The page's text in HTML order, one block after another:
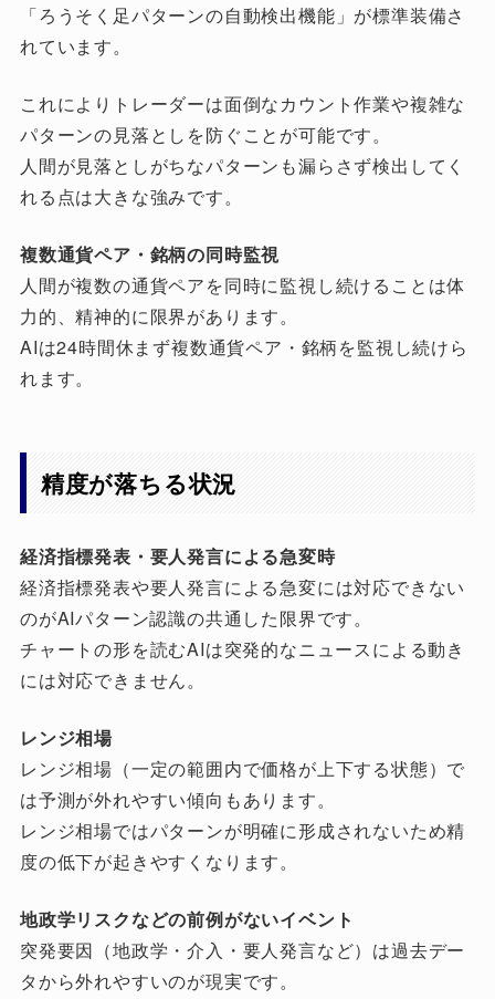
「ろうそく足パターンの自動検出機能」が標準装備さ
れています。
これによりトレーダーは面倒なカウント作業や複雑な
パターンの見落としを防ぐことが可能です。
人間が見落としがちなパターンも漏らさず検出してく
れる点は大きな強みです。
複数通貨ペア・銘柄の同時監視
人間が複数の通貨ペアを同時に監視し続けることは体
力的、精神的に限界があります。
AIは24時間休まず複数通貨ペア・銘柄を監視し続けら
れます。
精度が落ちる状況
経済指標発表・要人発言による急変時
経済指標発表や要人発言による急変には対応できない
のがAIパターン認識の共通した限界です。
チャートの形を読むAIは突発的なニュースによる動き
には対応できません。
レンジ相場
レンジ相場（一定の範囲内で価格が上下する状態）で
は予測が外れやすい傾向もあります。
レンジ相場ではパターンが明確に形成されないため精
度の低下が起きやすくなります。
地政学リスクなどの前例がないイベント
突発要因（地政学・介入・要人発言など）は過去デー
タから外れやすいのが現実です。